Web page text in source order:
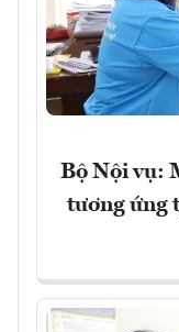
Bộ Nội vụ:
tương ứng